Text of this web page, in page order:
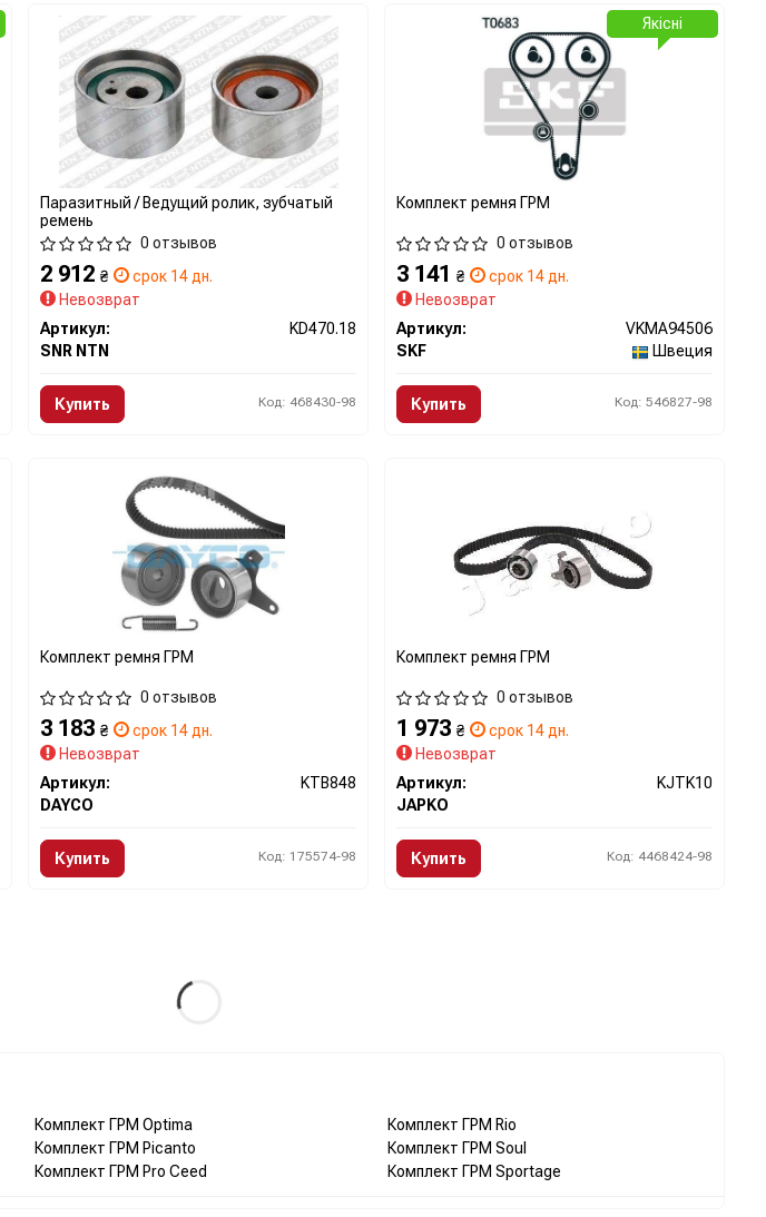
Паразитный / Ведущий ролик, зубчатый
ремень
0 отзывов
2 912₴
срок 14 дн.
Невозврат
Артикул:
KD470.18
SNR NTN
Купить Код: 468430-98
Комплект ремня ГРМ
0 отзывов
3 141₴
срок 14 дн.
Невозврат
Артикул:
VKMA94506
SKF
Швеция
Купить Код: 546827-98
Якісні
Комплект ремня ГРМ
0 отзывов
3 183₴
срок 14 дн.
Невозврат
Артикул:
KTB848
DAYCO
Купить Код: 175574-98
Комплект ремня ГРМ
0 отзывов
1 973₴
срок 14 дн.
Невозврат
Артикул:
KJTK10
JAPKO
Купить Код: 4468424-98
Комплект ГРМ Optima
Комплект ГРМ Picanto
Комплект ГРМ Pro Ceed
Комплект ГРМ Rio
Комплект ГРМ Soul
Комплект ГРМ Sportage